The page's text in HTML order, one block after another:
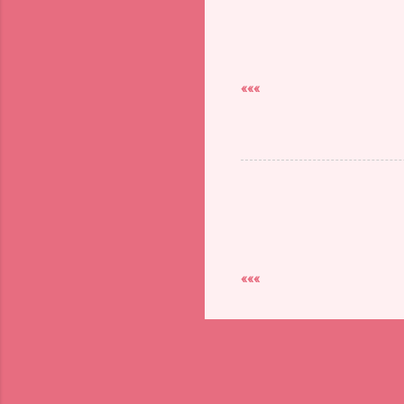
»»»
»»»